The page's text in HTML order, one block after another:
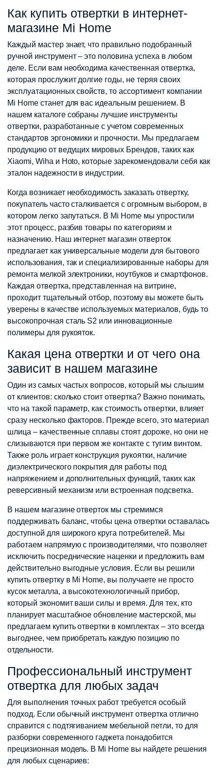
540
000 сум.
000 сум.
485
000 сум.
Как купить отвертки в интернет-
магазине Mi Home
Каждый мастер знает, что правильно подобранный
ручной инструмент – это половина успеха в любом
деле. Если вам необходима качественная отвертка,
которая прослужит долгие годы, не теряя своих
эксплуатационных свойств, то ассортимент компании
Mi Home станет для вас идеальным решением. В
нашем каталоге собраны лучшие инструменты
отвертки, разработанные с учетом современных
стандартов эргономики и прочности. Мы предлагаем
продукцию от ведущих мировых Брендов, таких как
Xiaomi, Wiha и Hoto, которые зарекомендовали себя как
эталон надежности в индустрии.
Когда возникает необходимость заказать отвертку,
покупатель часто сталкивается с огромным выбором, в
котором легко запутаться. В Mi Home мы упростили
этот процесс, разбив товары по категориям и
назначению. Наш интернет магазин отверток
предлагает как универсальные модели для бытового
использования, так и специализированные наборы для
ремонта мелкой электроники, ноутбуков и смартфонов.
Каждая отвертка, представленная на витрине,
проходит тщательный отбор, поэтому вы можете быть
уверены в качестве используемых материалов, будь то
высокопрочная сталь S2 или инновационные
полимеры для рукояток.
Какая цена отвертки и от чего она
зависит в нашем магазине
Один из самых частых вопросов, который мы слышим
от клиентов: сколько стоит отвертка? Важно понимать,
что на такой параметр, как стоимость отвертки, влияет
сразу несколько факторов. Прежде всего, это материал
шлица – качественные сплавы стоят дороже, но они не
слизываются при первом же контакте с тугим винтом.
Также роль играет конструкция рукоятки, наличие
диэлектрического покрытия для работы под
напряжением и дополнительных функций, таких как
реверсивный механизм или встроенная подсветка.
В нашем магазине отверток мы стремимся
поддерживать баланс, чтобы цена отвертки оставалась
доступной для широкого круга потребителей. Мы
работаем напрямую с производителями, что позволяет
исключить посреднические наценки и предложить вам
действительно выгодные условия. Если вы решили
купить отвертку в Mi Home, вы получаете не просто
кусок металла, а высокотехнологичный прибор,
который экономит ваши силы и время. Для тех, кто
планирует масштабное обновление мастерской, мы
предлагаем купить отвертки в комплектах – это всегда
выгоднее, чем приобретать каждую позицию по
отдельности.
Профессиональный инструмент
отвертка для любых задач
Для выполнения точных работ требуется особый
подход. Если обычный инструмент отвертка отлично
справится с подтягиванием мебельной петли, то для
разборки современного гаджета понадобится
прецизионная модель. В Mi Home вы найдете решения
для любых сценариев: